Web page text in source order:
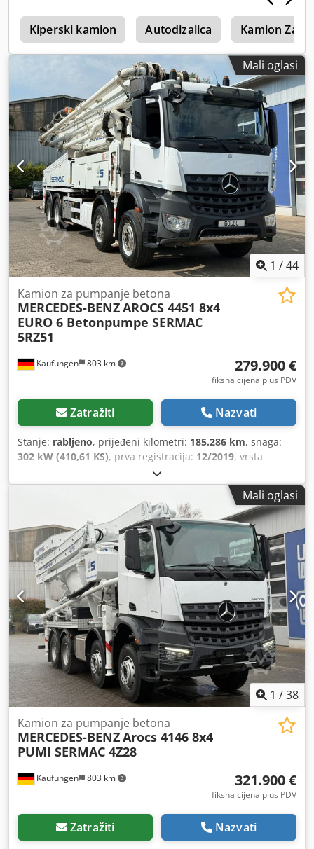
Kiperski kamion Autodizalica Kamion Za
Mali oglasi
1 /44
Kaufungen 803 km
Kamion za pumpanje betona
MERCEDES-BENZAROCS 4451 8x4
EURO 6 Betonpumpe SERMAC
5RZ51
279.900 €
fiksna cijena plus PDV
Zatražiti Nazvati
Stanje: rabljeno, prijeđeni kilometri: 185.286 km, snaga:
302 kW (410,61 KS), prva registracija: 12/2019, vrsta
38.000 kg
osovina:3 osovine, sljedeći pregled (TÜV):08/2028, boja:
automatski , emisijska klasa:Euro 6,
2019 , Oprema:ABS, klima uređaj,
Mali oglasi
1 /38
Kaufungen 803 km
Kamion za pumpanje betona
MERCEDES-BENZArocs 4146 8x4
PUMI SERMAC 4Z28
321.900 €
fiksna cijena plus PDV
Zatražiti Nazvati